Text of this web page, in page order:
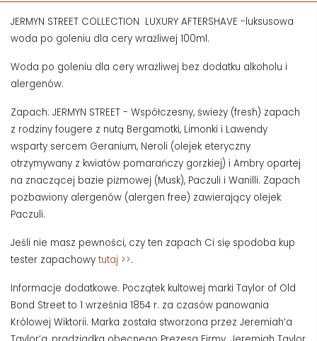
JERMYN STREET COLLECTION LUXURY AFTERSHAVE -luksusowa
woda po goleniu dla cery wrażliwej 100ml.
Woda po goleniu dla cery wrażliwej bez dodatku alkoholu i
alergenów.
Zapach: JERMYN STREET - Współczesny, świeży (fresh) zapach
z rodziny fougere z nutą Bergamotki, Limonki i Lawendy
wsparty sercem Geranium, Neroli (olejek eteryczny
otrzymywany z kwiatów pomarańczy gorzkiej) i Ambry opartej
na znaczącej bazie piżmowej (Musk), Paczuli i Wanilli. Zapach
pozbawiony alergenów (alergen free) zawierający olejek
Paczuli.
Jeśli nie masz pewności, czy ten zapach Ci się spodoba kup
tester zapachowy tutaj >>.
Informacje dodatkowe: Początek kultowej marki Taylor of Old
Bond Street to 1 września 1854 r. za czasów panowania
Królowej Wiktorii. Marka została stworzona przez Jeremiah’a